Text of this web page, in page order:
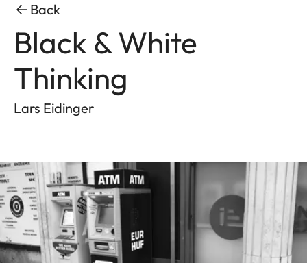
Back
Black & White
Thinking
Lars Eidinger